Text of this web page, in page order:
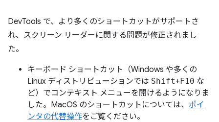
DevTools で、より多くのショートカットがサポートさ
れ、スクリーン リーダーに関する問題が修正されまし
た。
キーボード ショートカット（Windows や多くの
Linux ディストリビューションでは Shift+F10 な
ど）でコンテキスト メニューを開けるようになりま
した。MacOS のショートカットについては、 ポイ
ンタの代替操作をご覧ください。